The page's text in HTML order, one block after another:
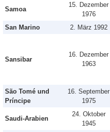
Samoa
15. Dezember
1976
San Marino 2. März 1992
Sansibar
16. Dezember
1963
São Tomé und
Príncipe
16. September
1975
Saudi-Arabien
24. Oktober
1945